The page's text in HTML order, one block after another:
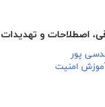
اصطلاحات و تهدیدات
پور
امنیت